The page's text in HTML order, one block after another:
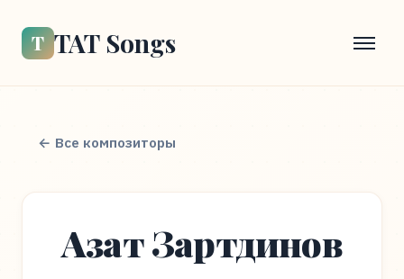
Т TAT Songs
← Все композиторы
Азат Зартдинов